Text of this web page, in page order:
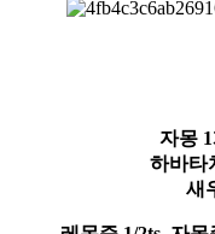
자몽
하바타
새